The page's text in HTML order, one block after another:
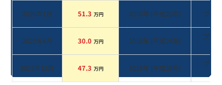
2026年1月 51.3 万円 2016年 (平成28年) ブルー
2025年4月 30.0 万円 2016年 (平成28年)
ブラ
2022年12月 47.3 万円 2016年 (平成28年)
ブラ